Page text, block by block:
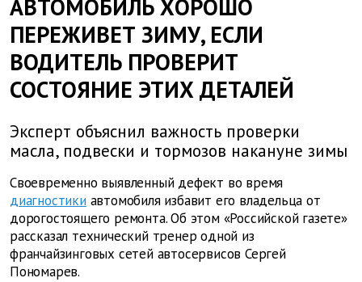
АВТОМОБИЛЬ ХОРОШО
ПЕРЕЖИВЕТ ЗИМУ, ЕСЛИ
ВОДИТЕЛЬ ПРОВЕРИТ
СОСТОЯНИЕ ЭТИХ ДЕТАЛЕЙ
Эксперт объяснил важность проверки
масла, подвески и тормозов накануне зимы
Своевременно выявленный дефект во время
диагностикиавтомобиля избавит его владельца от
дорогостоящего ремонта. Об этом «Российской газете»
рассказал технический тренер одной из
франчайзинговых сетей автосервисов Сергей
Пономарев.